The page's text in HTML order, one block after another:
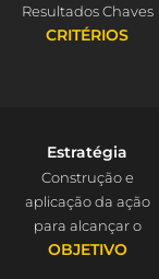
Resultados Chaves
CRITÉRIOS
Estratégia
Construção e
aplicação da ação
para alcançar o
OBJETIVO